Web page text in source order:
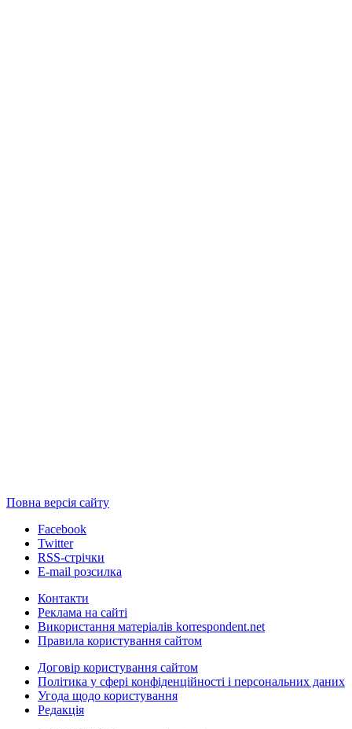
Повна версія сайту
Facebook
Twitter
RSS-стрічки
E-mail розсилка
Контакти
Реклама на сайті
Використання матеріалів korrespondent.net
Правила користування сайтом
Договір користування сайтом
Політика у сфері конфіденційності і персональних даних
Угода щодо користування
Редакція